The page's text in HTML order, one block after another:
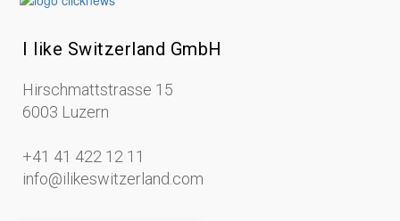
I like Switzerland GmbH
Hirschmattstrasse 15
6003 Luzern
+41 41 422 12 11
info@ilikeswitzerland.com